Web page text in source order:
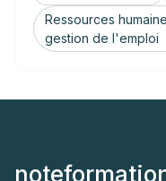
Ressources
gestion de l'emploi